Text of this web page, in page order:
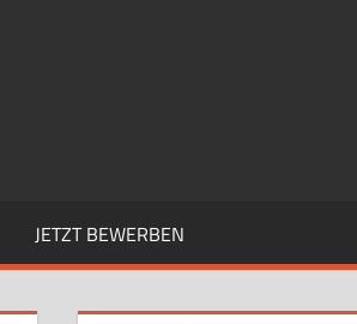
JETZT BEWERBEN